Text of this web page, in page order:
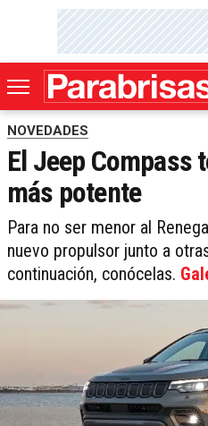
NOVEDADES
El Jeep Compass
más potente
Para no ser menor al
nuevo propulsor junto a
continuación, conócelas.